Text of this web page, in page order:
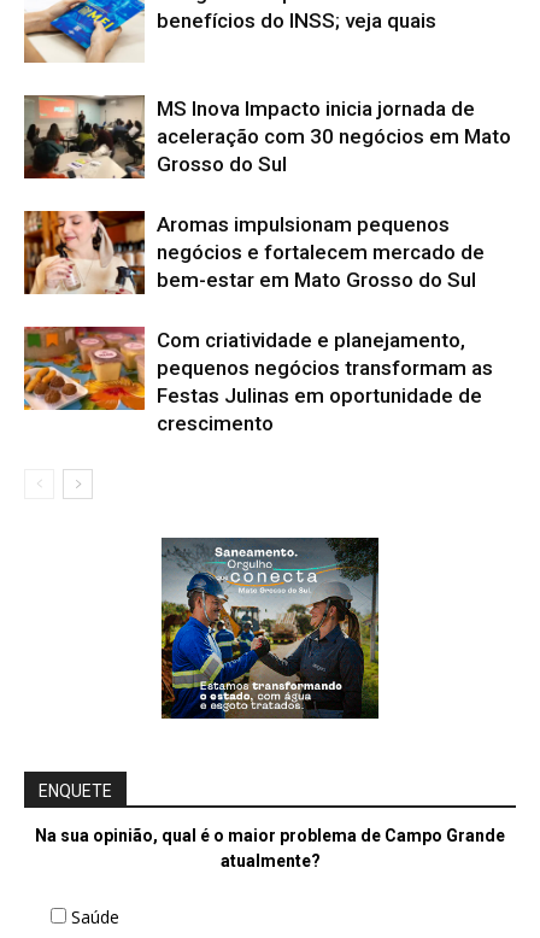
benefícios do INSS; veja quais
MS Inova Impacto inicia jornada de
aceleração com 30 negócios em Mato
Grosso do Sul
Aromas impulsionam pequenos
negócios e fortalecem mercado de
bem-estar em Mato Grosso do Sul
Com criatividade e planejamento,
pequenos negócios transformam as
Festas Julinas em oportunidade de
crescimento
ENQUETE
Na sua opinião, qual é o maior problema de Campo Grande
atualmente?
Saúde